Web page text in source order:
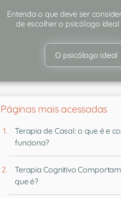
Entenda o que deve ser
de escolher o psicólogo
O psicólogo ideal
Páginas mais acessadas
Terapia de Casal: o que é e
funciona?
Terapia Cognitivo
que é?